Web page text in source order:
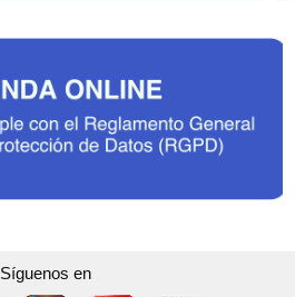
Síguenos en